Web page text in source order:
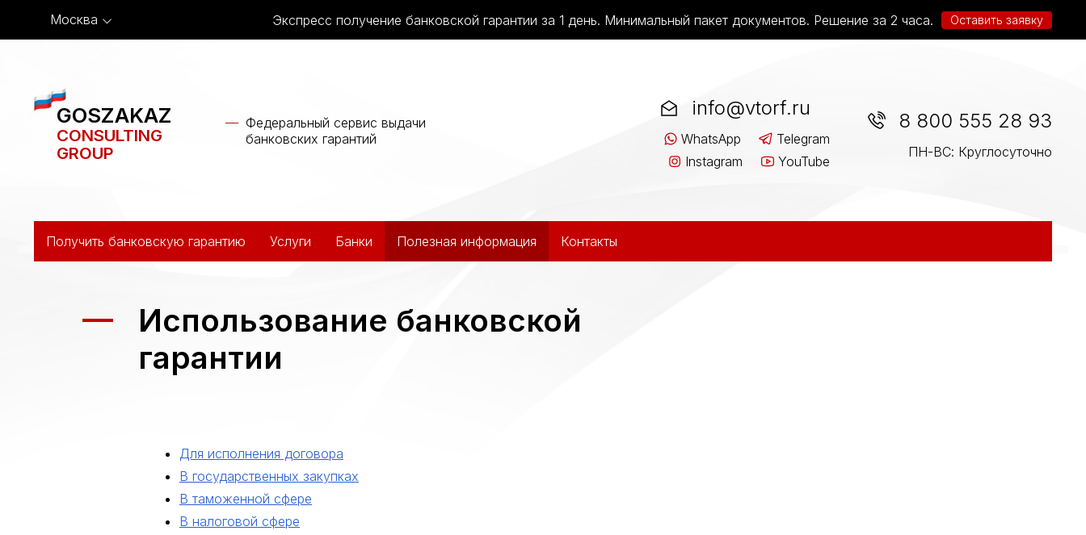
Москва Экспресс получение банковской гарантии за 1 день. Минимальный пакет документов. Решение за 2 часа. Оставить заявку
GOSZAKAZ
CONSULTING
GROUP
Федеральный сервис выдачи
банковских гарантий
info@vtorf.ru
WhatsApp
Telegram
Instagram
YouTube
8 800 555 28 93
ПН-ВС: Круглосуточно
Получить банковскую гарантию Услуги Банки Полезная информация Контакты
Использование банковской
гарантии
Для исполнения договора
В государственных закупках
В таможенной сфере
В налоговой сфере